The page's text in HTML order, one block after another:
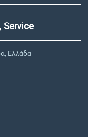
Service
Ελλάδα